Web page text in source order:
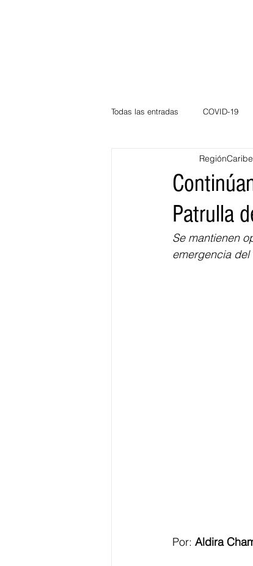
Todas las entradas COVID-19
Atlántico
Bloggeros
Educación
Patrulla
Se mantienen
emergencia del
Por: Aldira